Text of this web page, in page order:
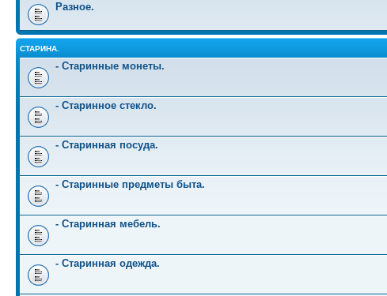
Разное.
СТАРИНА.
- Старинные монеты.
- Старинное стекло.
- Старинная посуда.
- Старинные предметы быта.
- Старинная мебель.
- Старинная одежда.